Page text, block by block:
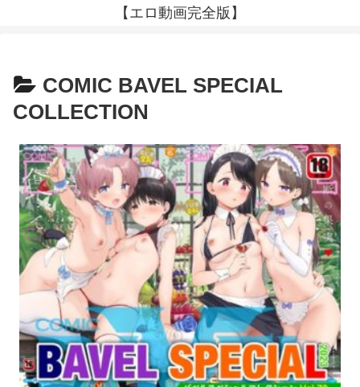
【エロ動画完全版】
COMIC BAVEL SPECIAL
COLLECTION